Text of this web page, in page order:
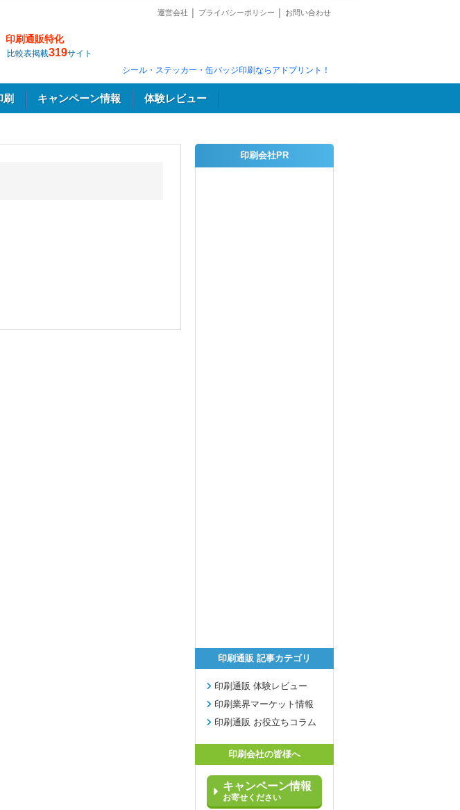
印刷通販特化
比較表掲載319サイト
運営会社 プライバシーポリシー お問い合わせ
シール・ステッカー・缶バッジ印刷ならアドプリント！
刷 キャンペーン情報 体験レビュー
印刷会社PR
印刷通販 記事カテゴリ
印刷通販 体験レビュー
印刷業界マーケット情報
印刷通販 お役立ちコラム
印刷会社の皆様へ
キャンペーン情報
お寄せください